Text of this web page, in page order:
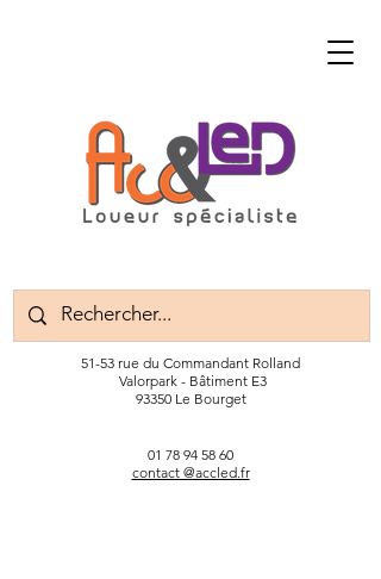
51-53 rue du Commandant Rolland
Valorpark - Bâtiment E3
93350 Le Bourget
01 78 94 58 60
contact @accled.fr